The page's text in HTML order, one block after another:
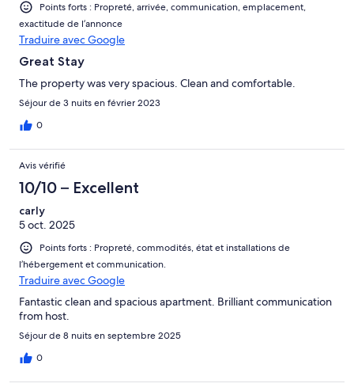
Points forts : Propreté, arrivée, communication, emplacement,
exactitude de l’annonce
Traduire avec Google
Great Stay
The property was very spacious. Clean and comfortable.
Séjour de 3 nuits en février 2023
0
Avis vérifié
10/10 – Excellent
carly
5 oct. 2025
Points forts : Propreté, commodités, état et installations de
l’hébergement et communication.
Traduire avec Google
Fantastic clean and spacious apartment. Brilliant communication
from host.
Séjour de 8 nuits en septembre 2025
0